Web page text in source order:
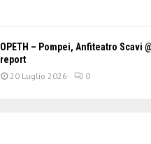
OPETH – Pompei, Anfiteatro Scavi
report
20 Luglio 2026 0